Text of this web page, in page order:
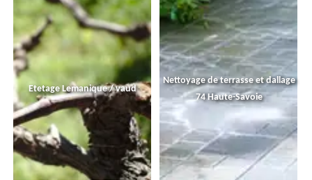
Etetage Lemanique / vaud
Nettoyage de terrasse et dallage
74 Haute-Savoie